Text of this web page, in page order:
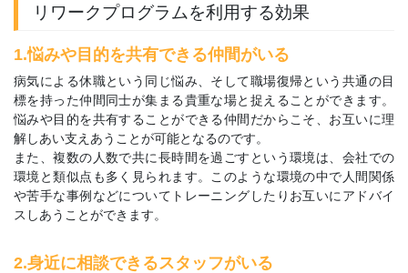
リワークプログラムを利用する効果
1.悩みや目的を共有できる仲間がいる
病気による休職という同じ悩み、そして職場復帰という共通の目
標を持った仲間同士が集まる貴重な場と捉えることができます。
悩みや目的を共有することができる仲間だからこそ、お互いに理
解しあい支えあうことが可能となるのです。
また、複数の人数で共に長時間を過ごすという環境は、会社での
環境と類似点も多く見られます。このような環境の中で人間関係
や苦手な事例などについてトレーニングしたりお互いにアドバイ
スしあうことができます。
2.身近に相談できるスタッフがいる